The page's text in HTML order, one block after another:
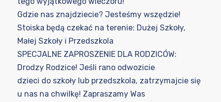
Gdzie nas znajdziecie? Jesteśmy wszędzie!
Stoiska będą czekać na terenie: Dużej Szkoły,
Małej Szkoły i Przedszkola
SPECJALNE ZAPROSZENIE DLA RODZICÓW:
Drodzy Rodzice! Jeśli rano odwozicie
dzieci do szkoły lub przedszkola, zatrzymajcie się
u nas na chwilkę! Zapraszamy Was